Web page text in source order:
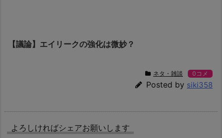
【議論】エイリークの強化は微妙？
ネタ・雑談 0コメ
Posted by siki358
よろしければシェアお願いします